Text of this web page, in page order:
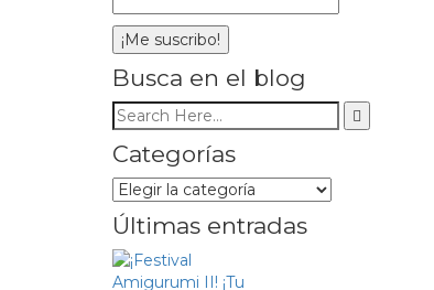
Busca en el blog
Categorías
Categorías
Últimas entradas